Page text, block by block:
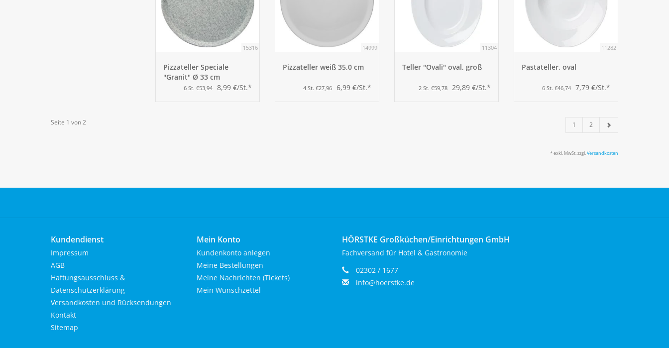
15316
Pizzateller Speciale
"Granit" Ø 33 cm
6 St. €53,94 8,99 €/St.*
14999
Pizzateller weiß 35,0 cm
4 St. €27,96 6,99 €/St.*
11304
Teller "Ovali" oval, groß
2 St. €59,78 29,89 €/St.*
11282
Pastateller, oval
6 St. €46,74 7,79 €/St.*
Seite 1 von 2 1 2
* exkl. MwSt. zzgl. Versandkosten
Kundendienst
Impressum
AGB
Haftungsausschluss &
Datenschutzerklärung
Versandkosten und Rücksendungen
Kontakt
Sitemap
Mein Konto
Kundenkonto anlegen
Meine Bestellungen
Meine Nachrichten (Tickets)
Mein Wunschzettel
HÖRSTKE Großküchen/Einrichtungen GmbH
Fachversand für Hotel & Gastronomie
02302 / 1677
info@hoerstke.de